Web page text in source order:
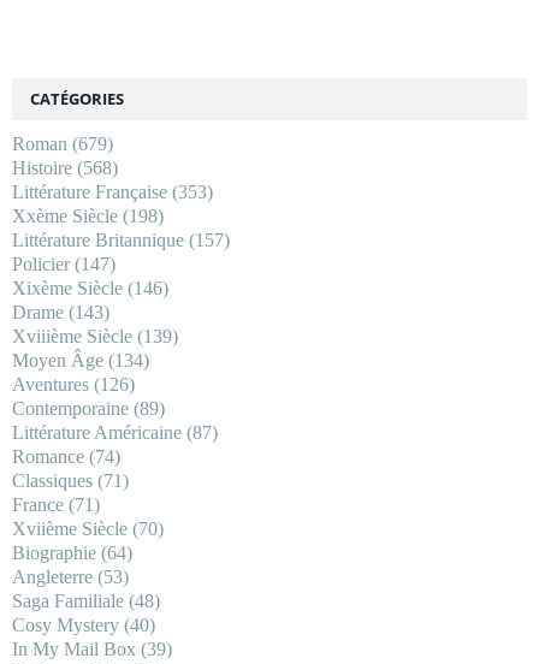
CATÉGORIES
Roman (679)
Histoire (568)
Littérature Française (353)
Xxème Siècle (198)
Littérature Britannique (157)
Policier(147)
Xixème Siècle (146)
Drame (143)
Xviiième Siècle (139)
Moyen Âge (134)
Aventures (126)
Contemporaine (89)
Littérature Américaine (87)
Romance (74)
Classiques (71)
France (71)
Xviième Siècle (70)
Biographie (64)
Angleterre (53)
Saga Familiale (48)
Cosy Mystery (40)
In My Mail Box (39)